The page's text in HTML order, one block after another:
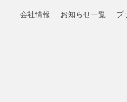
会社情報 お知らせ一覧 プ